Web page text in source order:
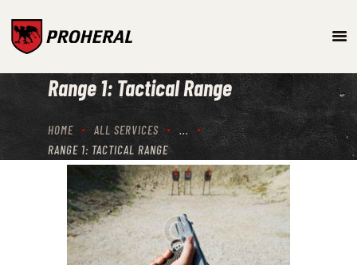
Range 1: Tactical Range
HOME ALL SERVICES
...
RANGE 1: TACTICAL RANGE
SISTEMAS DE TREINO E
SIMULAÇÃO
PROTEÇÃO BALÍSTICA
PRODUTOS